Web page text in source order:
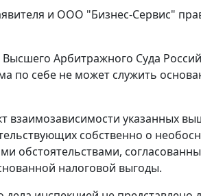
и ООО "Бизнес-Сервис"
Арбитражного Суда
по себе не может служить
взаимозависимости указанных
собственно о
обстоятельствами,
налоговой выгоды.